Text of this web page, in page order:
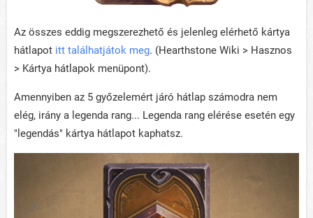
Az összes eddig megszerezhető és jelenleg elérhető kártya
hátlapot itt találhatjátok meg. (Hearthstone Wiki > Hasznos
> Kártya hátlapok menüpont).
Amennyiben az 5 győzelemért járó hátlap számodra nem
elég, irány a legenda rang... Legenda rang elérése esetén egy
"legendás" kártya hátlapot kaphatsz.